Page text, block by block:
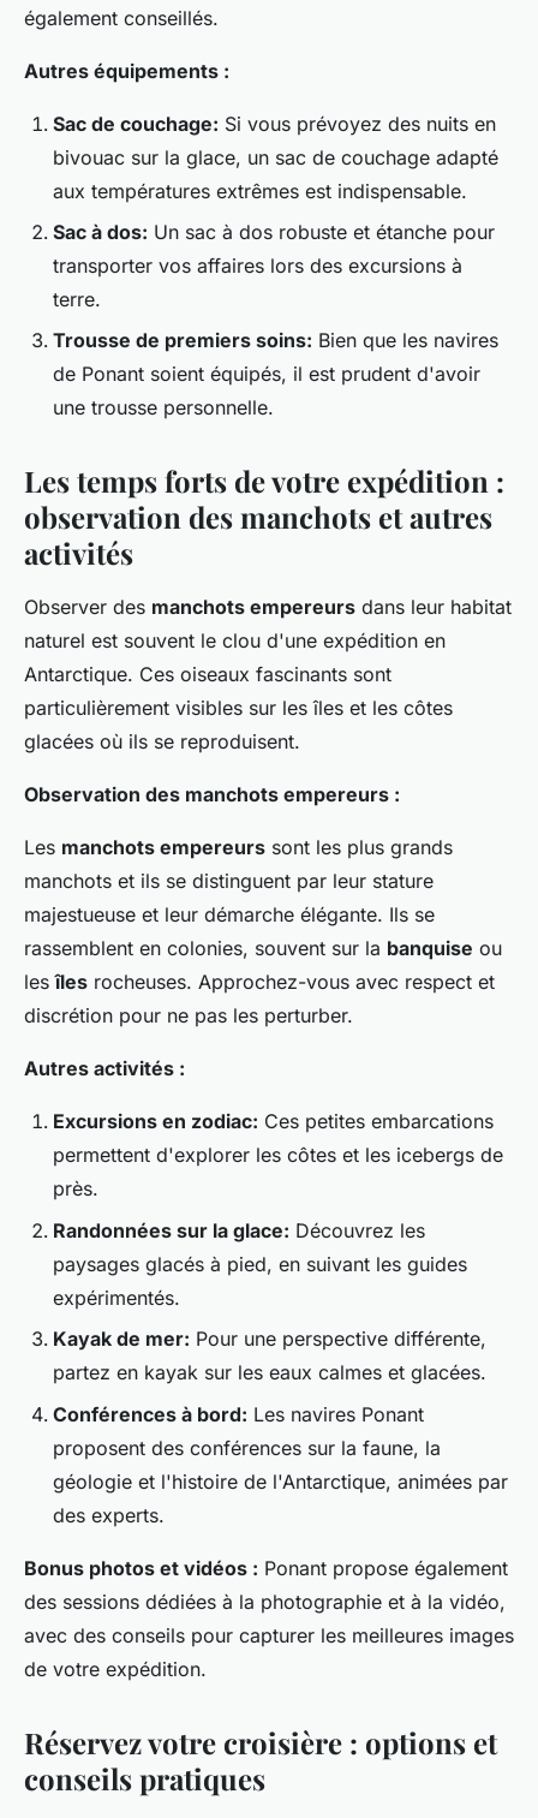
également conseillés.
Autres équipements :
Sac de couchage: Si vous prévoyez des nuits en
bivouac sur la glace, un sac de couchage adapté
aux températures extrêmes est indispensable.
Sac à dos: Un sac à dos robuste et étanche pour
transporter vos affaires lors des excursions à
terre.
Trousse de premiers soins: Bien que les navires
de Ponant soient équipés, il est prudent d'avoir
une trousse personnelle.
Les temps forts de votre expédition :
observation des manchots et autres
activités
Observer des manchots empereurs dans leur habitat
naturel est souvent le clou d'une expédition en
Antarctique. Ces oiseaux fascinants sont
particulièrement visibles sur les îles et les côtes
glacées où ils se reproduisent.
Observation des manchots empereurs :
Les manchots empereurs sont les plus grands
manchots et ils se distinguent par leur stature
majestueuse et leur démarche élégante. Ils se
rassemblent en colonies, souvent sur la banquise ou
lesîles rocheuses. Approchez-vous avec respect et
discrétion pour ne pas les perturber.
Autres activités :
Excursions en zodiac: Ces petites embarcations
permettent d'explorer les côtes et les icebergs de
près.
Randonnées sur la glace: Découvrez les
paysages glacés à pied, en suivant les guides
expérimentés.
Kayak de mer: Pour une perspective différente,
partez en kayak sur les eaux calmes et glacées.
Conférences à bord: Les navires Ponant
proposent des conférences sur la faune, la
géologie et l'histoire de l'Antarctique, animées par
des experts.
Bonus photos et vidéos : Ponant propose également
des sessions dédiées à la photographie et à la vidéo,
avec des conseils pour capturer les meilleures images
de votre expédition.
Réservez votre croisière : options et
conseils pratiques